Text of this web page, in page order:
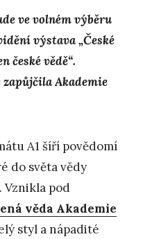
ve volném výběru
výstava „České
české vědě“.
Akademie
A1 šíří povědomí
do světa vědy
Vznikla pod
věda Akademie
styl a nápadité